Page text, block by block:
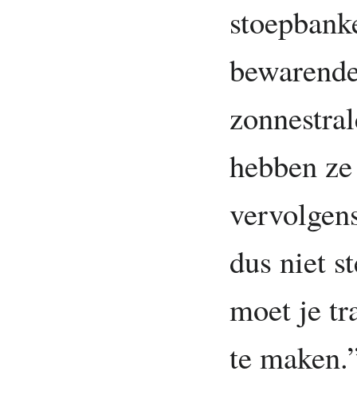
hebben
dus niet
moet je
te